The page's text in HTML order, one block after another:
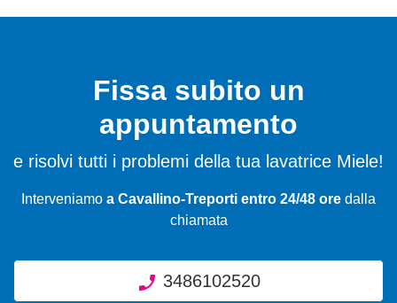
Fissa subito un
appuntamento
e risolvi tutti i problemi della tua lavatrice Miele!
Interveniamo a Cavallino-Treporti entro 24/48 ore dalla
chiamata
3486102520